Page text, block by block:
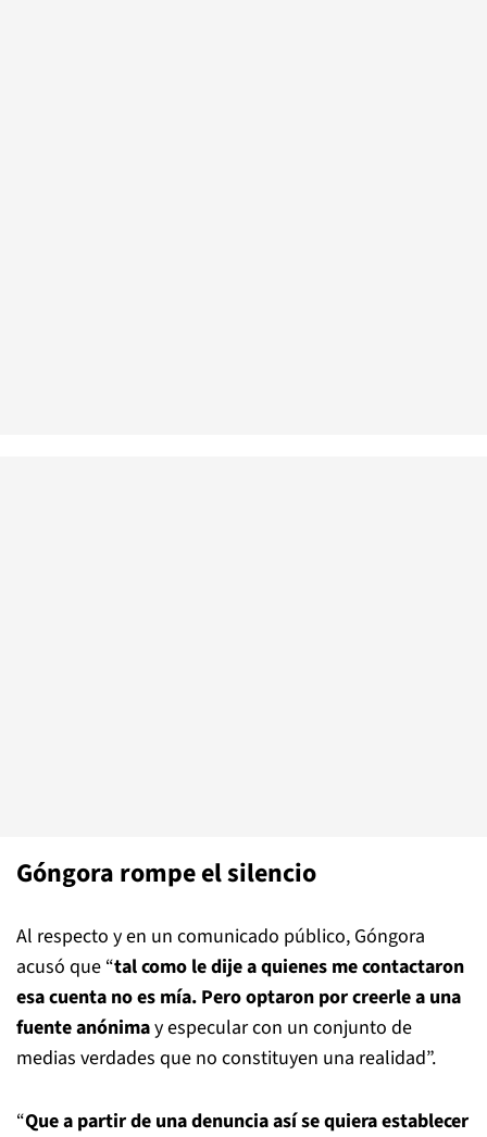
Góngora rompe el silencio
Al respecto y en un comunicado público, Góngora
acusó que “tal como le dije a quienes me contactaron
esa cuenta no es mía. Pero optaron por creerle a una
fuente anónimay especular con un conjunto de
medias verdades que no constituyen una realidad”.
“Que a partir de una denuncia así se quiera establecer